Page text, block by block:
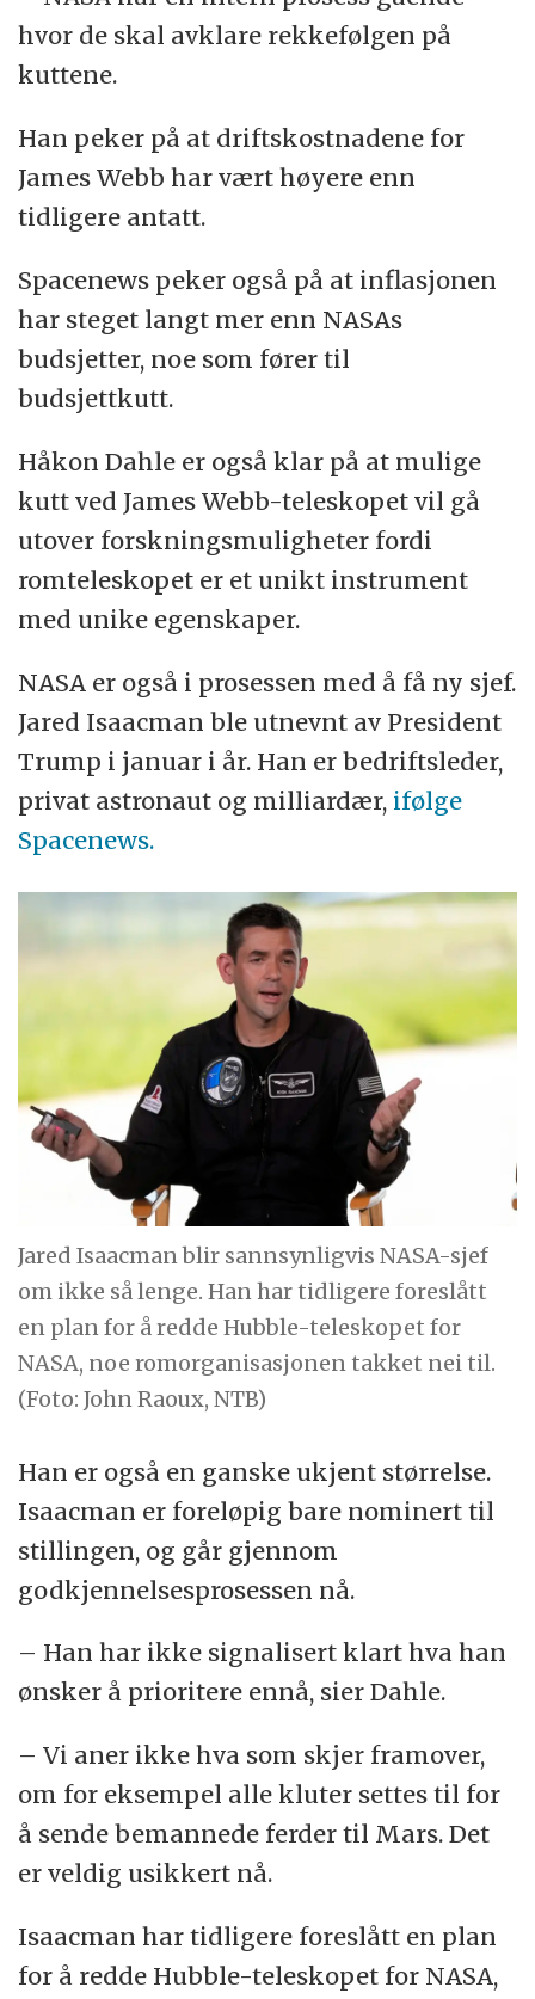
med budsjettene de siste årene.
år.
(Kilde: Space.com
hvor de skal avklare rekkefølgen på
kuttene.
Han peker på at driftskostnadene for
James Webb har vært høyere enn
tidligere antatt.
Spacenews peker også på at inflasjonen
har steget langt mer enn NASAs
budsjetter, noe som fører til
budsjettkutt.
Håkon Dahle er også klar på at mulige
kutt ved James Webb-teleskopet vil gå
utover forskningsmuligheter fordi
romteleskopet er et unikt instrument
med unike egenskaper.
NASA er også i prosessen med å få ny sjef.
Jared Isaacman ble utnevnt av President
Trump i januar i år. Han er bedriftsleder,
privat astronaut og milliardær, ifølge
Spacenews.
Jared Isaacman blir sannsynligvis NASA-sjef
om ikke så lenge. Han har tidligere foreslått
en plan for å redde Hubble-teleskopet for
NASA, noe romorganisasjonen takket nei til.
(Foto: John Raoux, NTB)
Han er også en ganske ukjent størrelse.
Isaacman er foreløpig bare nominert til
stillingen, og går gjennom
godkjennelsesprosessen nå.
– Han har ikke signalisert klart hva han
ønsker å prioritere ennå, sier Dahle.
– Vi aner ikke hva som skjer framover,
om for eksempel alle kluter settes til for
å sende bemannede ferder til Mars. Det
er veldig usikkert nå.
Isaacman har tidligere foreslått en plan
for å redde Hubble-teleskopet for NASA,